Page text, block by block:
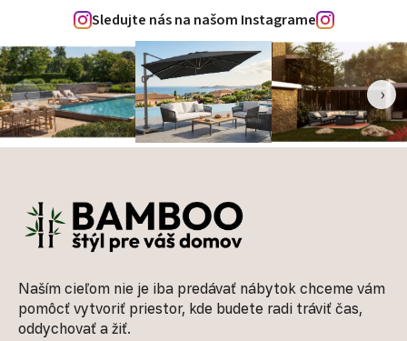
Sledujte nás na našom Instagrame
‹ ›
Naším cieľom nie je iba predávať nábytok chceme vám
pomôcť vytvoriť priestor, kde budete radi tráviť čas,
oddychovať a žiť.